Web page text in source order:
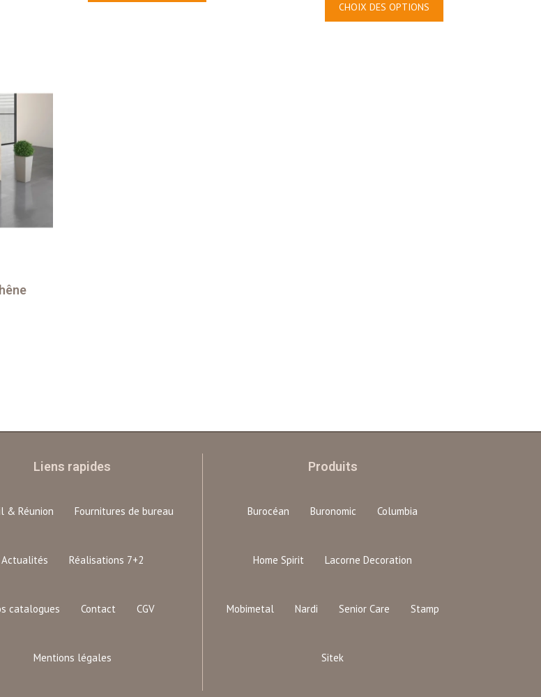
CHOIX DES OPTIONS
Liens rapides
& Réunion Fournitures de bureau
Actualités Réalisations 7+2
catalogues Contact CGV
Mentions légales
Produits
Burocéan Buronomic Columbia
Home Spirit Lacorne Decoration
Mobimetal Nardi Senior Care Stamp
Sitek